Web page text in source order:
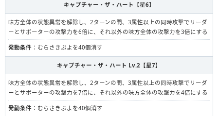
キャプチャー・ザ・ハート【星6】
味方全体の状態異常を解除し、2ターンの間、3属性以上の同時攻撃でリーダ
ーとサポーターの攻撃力を6倍に、それ以外の味方全体の攻撃力を3倍にする
発動条件 ：むらさきぷよを40個消す
キャプチャー・ザ・ハート Lv.2【星7】
味方全体の状態異常を解除し、2ターンの間、3属性以上の同時攻撃でリーダ
ーとサポーターの攻撃力を7倍に、それ以外の味方全体の攻撃力を4倍にする
発動条件 ：むらさきぷよを40個消す